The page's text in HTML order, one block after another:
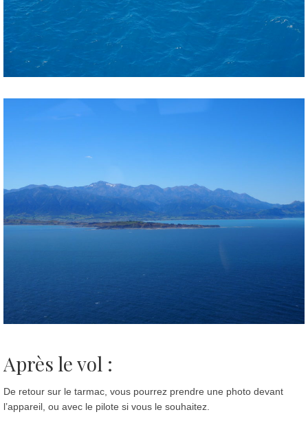
Après le vol :
De retour sur le tarmac, vous pourrez prendre une photo devant
l’appareil, ou avec le pilote si vous le souhaitez.